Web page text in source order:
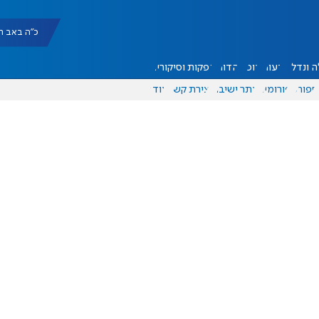
כ"ה באב תשפ"ו
ונדל"ן דעות אוכל יהדות הפקות וסיקורים
ספורט פורומים אתר ישיבה יצירת קשר עוד